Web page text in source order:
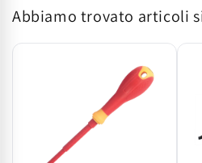
EK
ELMARK
EK
ELMARK
Abbiamo trovato articoli